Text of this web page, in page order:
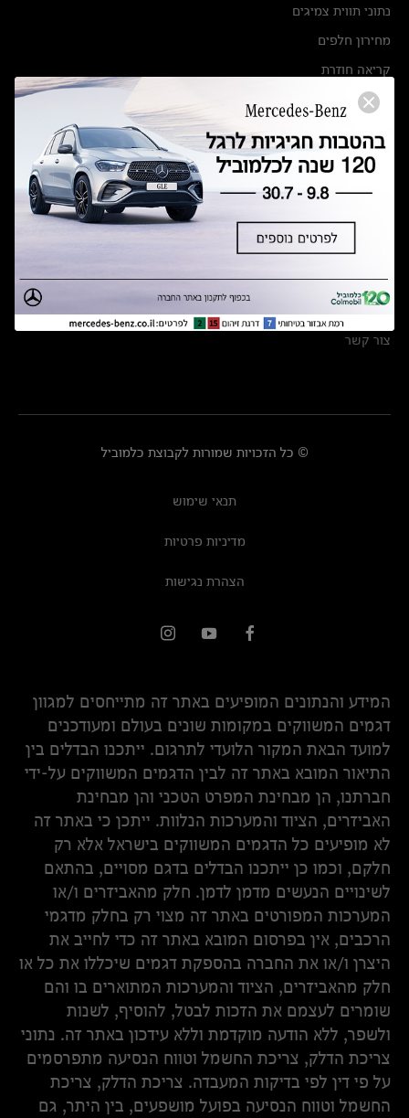
נתוני תווית צמיגים
מחירון חלפים
קריאה חוזרת
הודעה על הטבות לרכבי מרצדס בהסדר פשרה בתצ 56447-02-19
תקנון ימי מכירות 120 לכלמוביל
מצאו אותנו
אולמות תצוגה
מרכזי שירות
צור קשר
© כל הזכויות שמורות לקבוצת כלמוביל
תנאי שימוש
מדיניות פרטיות
הצהרת נגישות
המידע והנתונים המופיעים באתר זה מתייחסים למגוון
דגמים המשווקים במקומות שונים בעולם ומעודכנים
למועד הבאת המקור הלועדי לתרגום. ייתכנו הבדלים בין
התיאור המובא באתר זה לבין הדגמים המשווקים על-ידי
חברתנו, הן מבחינת המפרט הטכני והן מבחינת
האביזרים, הציוד והמערכות הנלוות. ייתכן כי באתר זה
לא מופיעים כל הדגמים המשווקים בישראל אלא רק
חלקם, וכמו כן ייתכנו הבדלים בדגם מסויים, בהתאם
לשינויים הנעשים מדמן לדמן. חלק מהאביזרים ו/או
המערכות המפורטים באתר זה מצוי רק בחלק מדגמי
הרכבים, אין בפרסום המובא באתר זה כדי לחייב את
היצרן ו/או את החברה בהספקת דגמים שיכללו את כל או
חלק מהאביזרים, הציוד והמערכות המתוארים בו והם
שומרים לעצמם את הזכות לבטל, להוסיף, לשנות
ולשפר, ללא הודעה מוקדמת וללא עידכון באתר זה. נתוני
צריכת הדלק, צריכת החשמל וטווח הנסיעה מתפרסמים
על פי דין לפי בדיקות המעבדה. צריכת הדלק, צריכת
החשמל וטווח הנסיעה בפועל מושפעים, בין היתר, גם